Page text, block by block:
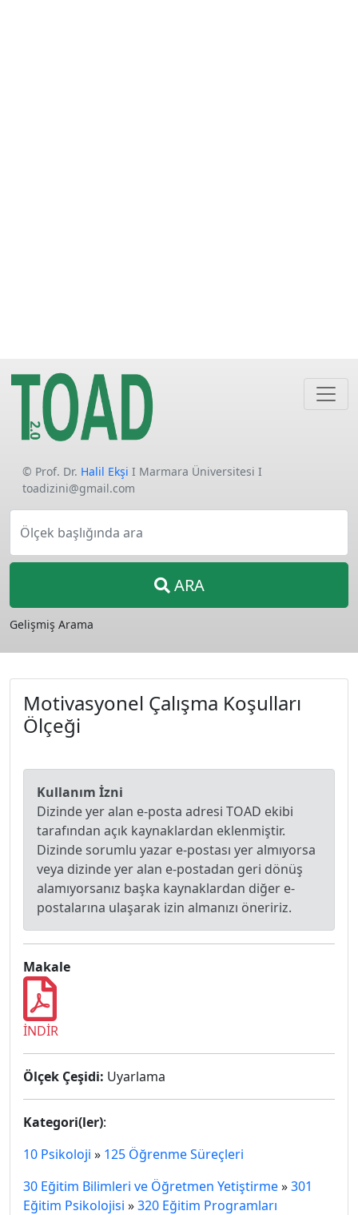
© Prof. Dr. Halil Ekşi I Marmara Üniversitesi I
toadizini@gmail.com
Ölçek başlığında ara
ARA
Gelişmiş Arama
Motivasyonel Çalışma Koşulları
Ölçeği
Kullanım İzni
Dizinde yer alan e-posta adresi TOAD ekibi
tarafından açık kaynaklardan eklenmiştir.
Dizinde sorumlu yazar e-postası yer almıyorsa
veya dizinde yer alan e-postadan geri dönüş
alamıyorsanız başka kaynaklardan diğer e-
postalarına ulaşarak izin almanızı öneririz.
Makale
İNDİR
Ölçek Çeşidi: Uyarlama
Kategori(ler):
10 Psikoloji » 125 Öğrenme Süreçleri
30 Eğitim Bilimleri ve Öğretmen Yetiştirme»301
Eğitim Psikolojisi »320 Eğitim Programları